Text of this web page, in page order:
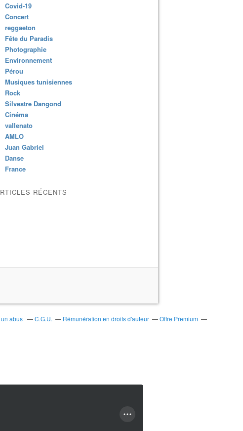
Covid-19
Concert
reggaeton
Fête du Paradis
Photographie
Environnement
Pérou
Musiques tunisiennes
Rock
Silvestre Dangond
Cinéma
vallenato
AMLO
Juan Gabriel
Danse
France
RÉCENTS
abus C.G.U. Rémunération en droits d'auteur
Offre Premium